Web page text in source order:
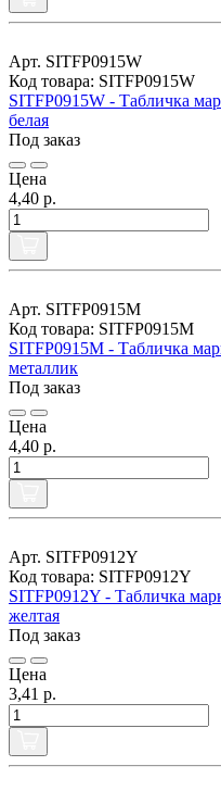
Арт. SITFP0915W
Код товара: SITFP0915W
SITFP0915W - Табличка
белая
Под заказ
Цена
4,40 р.
Арт. SITFP0915M
Код товара: SITFP0915M
SITFP0915M - Табличка
металлик
Под заказ
Цена
4,40 р.
Арт. SITFP0912Y
Код товара: SITFP0912Y
SITFP0912Y - Табличка
желтая
Под заказ
Цена
3,41 р.